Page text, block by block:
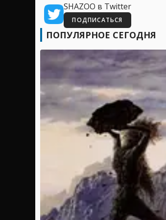
SHAZOO в Twitter
ПОДПИСАТЬСЯ
ПОПУЛЯРНОЕ СЕГОДНЯ